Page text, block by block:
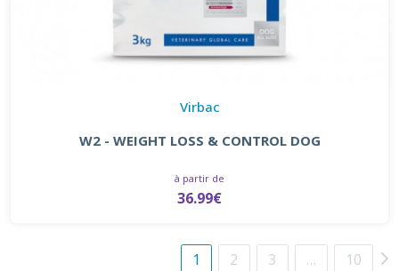
Virbac
W2 - WEIGHT LOSS & CONTROL DOG
à partir de
36.99€
1 2 3 … 10